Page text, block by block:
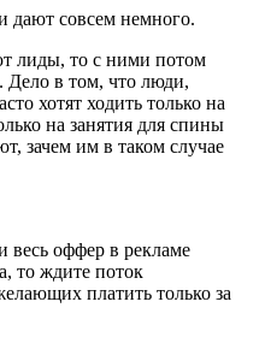
дают совсем немного.
лиды, то с ними потом
Дело в том, что люди,
хотят ходить только на
на занятия для спины
зачем им в таком случае
весь оффер в рекламе
то ждите поток
платить только за